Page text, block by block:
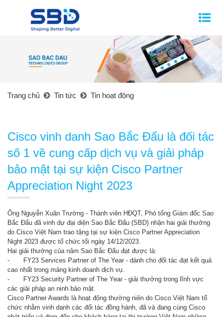
Trang chủ Tin tức Tin hoạt động
Cisco vinh danh Sao Bắc Đẩu là đối tác
số 1 về cung cấp dịch vụ và giải pháp
bảo mật tại sự kiện Cisco Partner
Appreciation Night 2023
Ông Nguyễn Xuân Trường - Thành viên HĐQT, Phó tổng Giám đốc Sao
Bắc Đẩu đã vinh dự đại diện Sao Bắc Đẩu (SBD) nhận hai giải thưởng
do Cisco Việt Nam trao tặng tại sự kiện Cisco Partner Appreciation
Night 2023 được tổ chức tối ngày 14/12/2023.
Hai giải thưởng của năm Sao Bắc Đẩu đạt được là:
-
FY23 Services Partner of The Year - dành cho đối tác đạt kết quả
cao nhất trong mảng kinh doanh dịch vụ.
-
FY23 Security Partner of The Year - giải thưởng trong lĩnh vực
các giải pháp an ninh bảo mật.
Cisco Partner Awards là hoạt động thường niên do Cisco Việt Nam tổ
chức nhằm vinh danh các đối tác đồng hành, đã và đang cùng Cisco